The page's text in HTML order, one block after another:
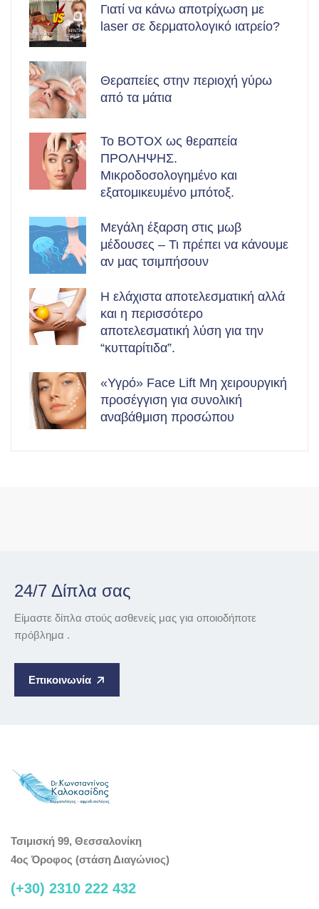
Γιατί να κάνω αποτρίχωση με
laser σε δερματολογικό ιατρείο?
Θεραπείες στην περιοχή γύρω
από τα μάτια
Το BOTOX ως θεραπεία
ΠΡΟΛΗΨΗΣ.
Μικροδοσολογημένο και
εξατομικευμένο μπότοξ.
Μεγάλη έξαρση στις μωβ
μέδουσες – Τι πρέπει να κάνουμε
αν μας τσιμπήσουν
Η ελάχιστα αποτελεσματική αλλά
και η περισσότερο
αποτελεσματική λύση για την
“κυτταρίτιδα”.
«Υγρό» Face Lift Μη χειρουργική
προσέγγιση για συνολική
αναβάθμιση προσώπου
24/7 Δίπλα σας
Είμαστε δίπλα στούς ασθενείς μας για οποιοδήποτε
πρόβλημα .
Επικοινωνία
Τσιμισκή 99, Θεσσαλονίκη
4ος Όροφος (στάση Διαγώνιος)
(+30) 2310 222 432